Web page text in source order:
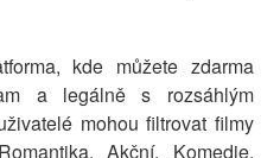
kde můžete zdarma
a legálně s rozsáhlým
mohou filtrovat filmy
Akční, Komedie,